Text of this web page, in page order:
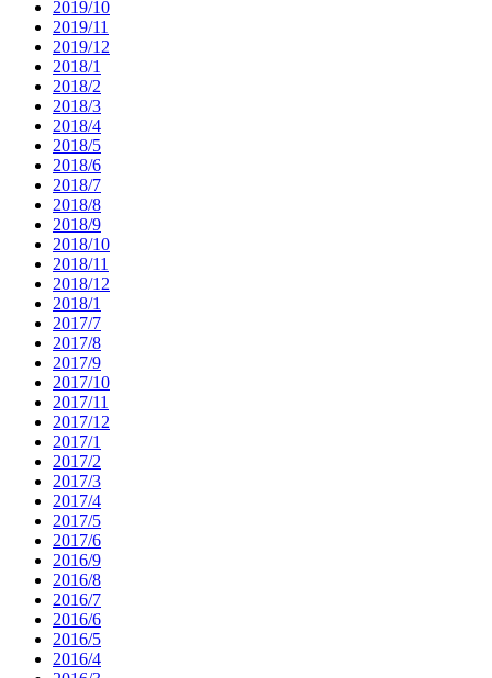
2019/10
2019/11
2019/12
2018/1
2018/2
2018/3
2018/4
2018/5
2018/6
2018/7
2018/8
2018/9
2018/10
2018/11
2018/12
2018/1
2017/7
2017/8
2017/9
2017/10
2017/11
2017/12
2017/1
2017/2
2017/3
2017/4
2017/5
2017/6
2016/9
2016/8
2016/7
2016/6
2016/5
2016/4